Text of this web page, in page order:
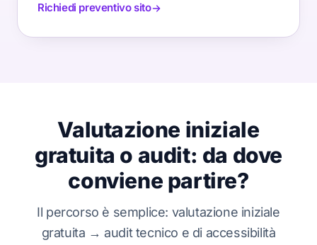
Richiedi preventivo sito
Valutazione iniziale
gratuita o audit: da dove
conviene partire?
Il percorso è semplice: valutazione iniziale
gratuita → audit tecnico e di accessibilità